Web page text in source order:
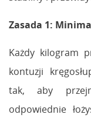
Zasada 1:
Każdy kilogram
kontuzji
tak, aby
odpowiednie